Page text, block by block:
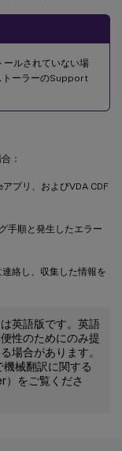
ルされていない場
ーラーのSupport
：
プリ、およびVDA CDF
手順と発生したエラー
絡し、収集した情報を
英語版です。英語
性のためにのみ提
場合があります。
機械翻訳に関する
をご覧くださ